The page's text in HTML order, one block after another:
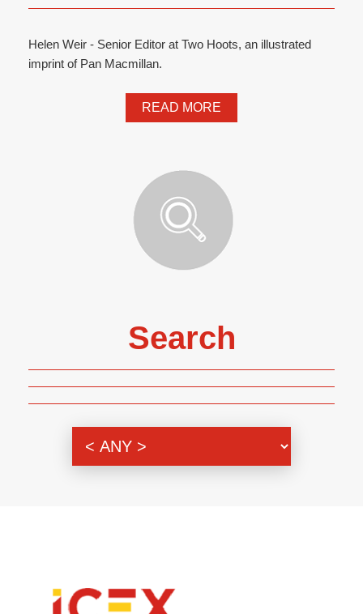
Helen Weir - Senior Editor at Two Hoots, an illustrated
imprint of Pan Macmillan.
READ MORE
Search